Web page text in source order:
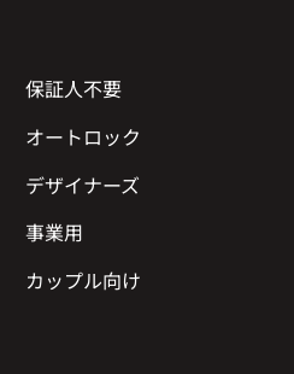
保証人不要
オートロック
デザイナーズ
事業用
カップル向け